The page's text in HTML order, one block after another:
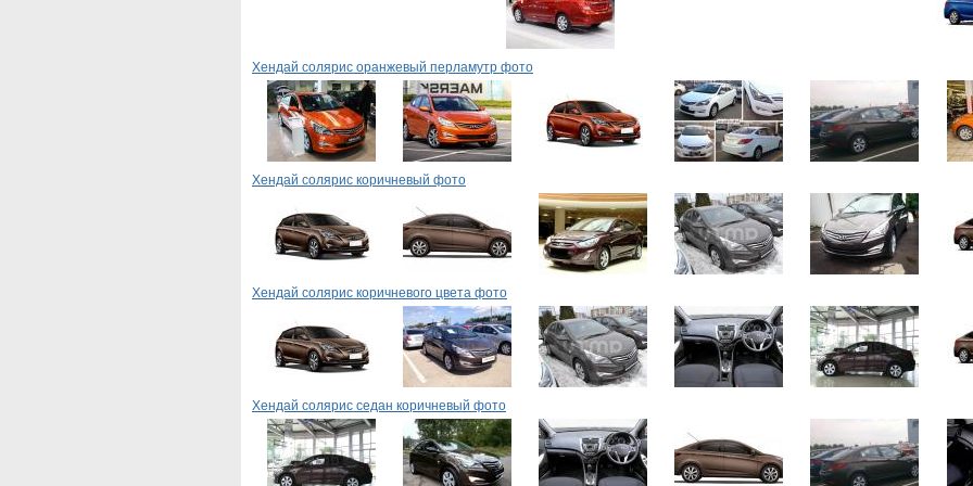
Хендай солярис оранжевый перламутр фото
Хендай солярис коричневый фото
Хендай солярис коричневого цвета фото
Хендай солярис седан коричневый фото